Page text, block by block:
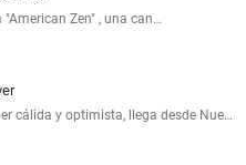
Zen" , una can…
cálida y optimista, llega desde Nue…